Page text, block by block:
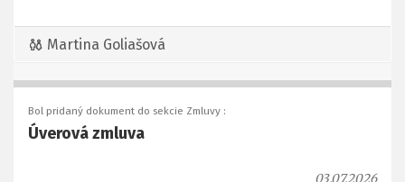
Martina Goliašová
Bol pridaný dokument do sekcie Zmluvy :
Úverová zmluva
03.07.2026